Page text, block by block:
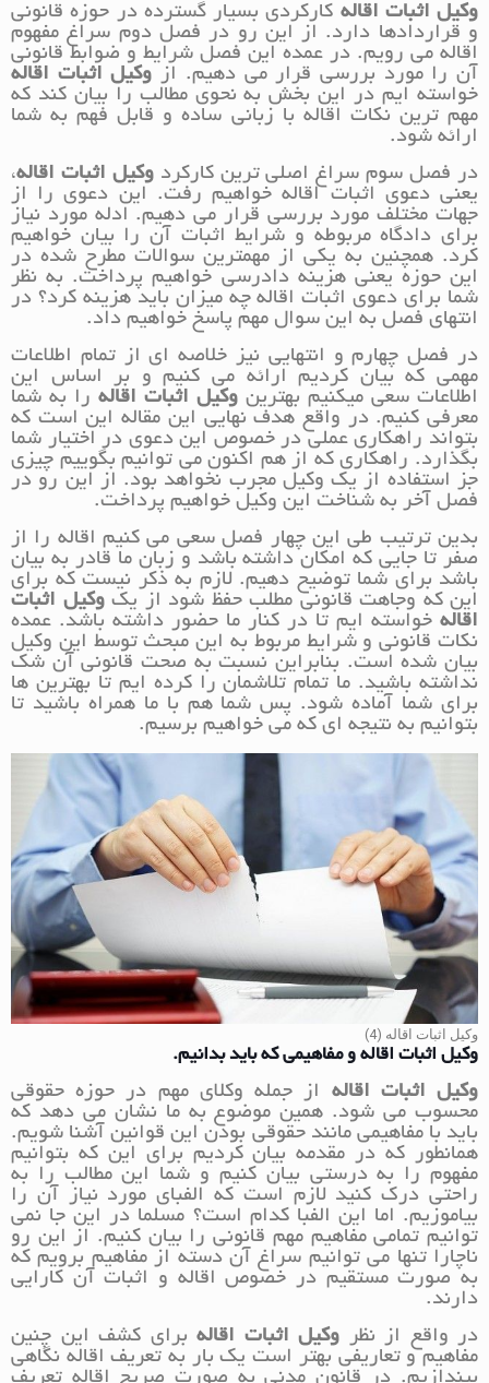
وکیل اثبات اقاله کارکردی بسیار گسترده در حوزه قانونی
و قراردادها دارد. از این رو در فصل دوم سراغ مفهوم
اقاله می رویم. در عمده این فصل شرایط و ضوابط قانونی
آن را مورد بررسی قرار می دهیم. از وکیل اثبات اقاله
خواسته ایم در این بخش به نحوی مطالب را بیان کند که
مهم ترین نکات اقاله با زبانی ساده و قابل فهم به شما
ارائه شود.
در فصل سوم سراغ اصلی ترین کارکردوکیل اثبات اقاله،
یعنی دعوی اثبات اقاله خواهیم رفت. این دعوی را از
جهات مختلف مورد بررسی قرار می دهیم. ادله مورد نیاز
برای دادگاه مربوطه و شرایط اثبات آن را بیان خواهیم
کرد. همچنین به یکی از مهمترین سوالات مطرح شده در
این حوزه یعنی هزینه دادرسی خواهیم پرداخت. به نظر
شما برای دعوی اثبات اقاله چه میزان باید هزینه کرد؟ در
انتهای فصل به این سوال مهم پاسخ خواهیم داد.
در فصل چهارم و انتهایی نیز خلاصه ای از تمام اطلاعات
مهمی که بیان کردیم ارائه می کنیم و بر اساس این
اطلاعات سعی میکنیم بهترین وکیل اثبات اقاله را به شما
معرفی کنیم. در واقع هدف نهایی این مقاله این است که
بتواند راهکاری عملی در خصوص این دعوی در اختیار شما
بگذارد. راهکاری که از هم اکنون می توانیم بگوییم چیزی
جز استفاده از یک وکیل مجرب نخواهد بود. از این رو در
فصل آخر به شناخت این وکیل خواهیم پرداخت.
بدین ترتیب طی این چهار فصل سعی می کنیم اقاله را از
صفر تا جایی که امکان داشته باشد و زبان ما قادر به بیان
باشد برای شما توضیح دهیم. لازم به ذکر نیست که برای
این که وجاهت قانونی مطلب حفظ شود از یکوکیل اثبات
اقاله خواسته ایم تا در کنار ما حضور داشته باشد. عمده
نکات قانونی و شرایط مربوط به این مبحث توسط این وکیل
بیان شده است. بنابراین نسبت به صحت قانونی آن شک
نداشته باشید. ما تمام تلاشمان را کرده ایم تا بهترین ها
برای شما آماده شود. پس شما هم با ما همراه باشید تا
بتوانیم به نتیجه ای که می خواهیم برسیم.
وکیل اثبات اقاله (4)
وکیل اثبات اقاله و مفاهیمی که باید بدانیم.
وکیل اثبات اقاله از جمله وکلای مهم در حوزه حقوقی
محسوب می شود. همین موضوع به ما نشان می دهد که
باید با مفاهیمی مانند حقوقی بودن این قوانین آشنا شویم.
همانطور که در مقدمه بیان کردیم برای این که بتوانیم
مفهوم را به درستی بیان کنیم و شما این مطالب را به
راحتی درک کنید لازم است که الفبای مورد نیاز آن را
بیاموزیم. اما این الفبا کدام است؟ مسلما در این جا نمی
توانیم تمامی مفاهیم مهم قانونی را بیان کنیم. از این رو
ناچارا تنها می توانیم سراغ آن دسته از مفاهیم برویم که
به صورت مستقیم در خصوص اقاله و اثبات آن کارایی
دارند.
در واقع از نظر وکیل اثبات اقاله برای کشف این چنین
مفاهیم و تعاریفی بهتر است یک بار به تعریف اقاله نگاهی
بیندازیم. در قانون مدنی به صورت صریح اقاله تعریف